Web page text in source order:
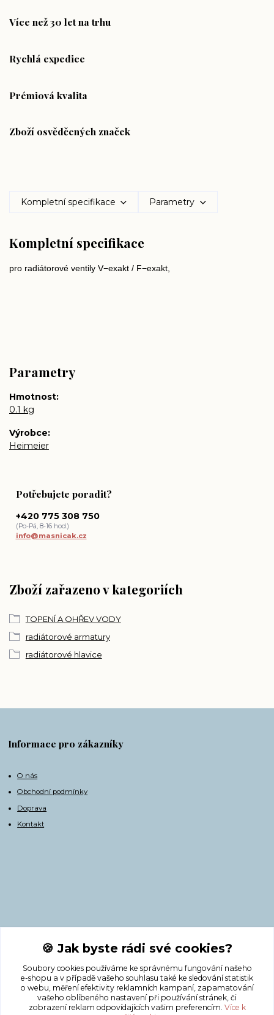
Více než 30 let na trhu
Rychlá expedice
Prémiová kvalita
Zboží osvědčených značek
Kompletní specifikace Parametry
Kompletní specifikace
pro radiátorové ventily V−exakt / F−exakt,
Parametry
Hmotnost
0.1 kg
Výrobce
Heimeier
Zboží zařazeno v kategoriích
TOPENÍ A OHŘEV VODY
radiátorové armatury
radiátorové hlavice
Potřebujete poradit?
+420 775 308 750
(Po-Pá, 8-16 hod.)
info@masnicak.cz
Informace pro zákazníky
O nás
Obchodní podmínky
Doprava
Kontakt
Kontakty
+420 775 308 750
info@masnicak.cz
🍪 Jak byste rádi své cookies?
Soubory cookies používáme ke správnému fungování našeho
e-shopu a v případě vašeho souhlasu také ke sledování statistik
o webu, měření efektivity reklamních kampaní, zapamatování
vašeho oblíbeného nastavení při používání stránek, či
zobrazení reklam odpovídajících vašim preferencím. Více k